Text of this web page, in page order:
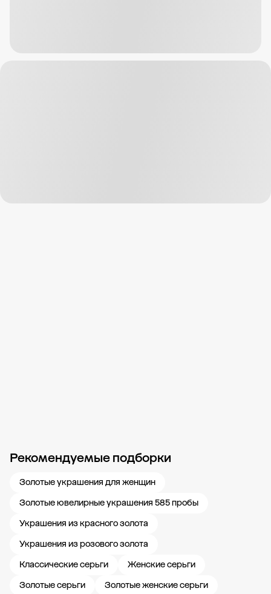
Рекомендуемые подборки
Золотые украшения для женщин
Золотые ювелирные украшения 585 пробы
Украшения из красного золота
Украшения из розового золота
Классические серьги
Женские серьги
Золотые серьги
Золотые женские серьги
Новости компании Журнал ЗОЛОТОЙ Блог